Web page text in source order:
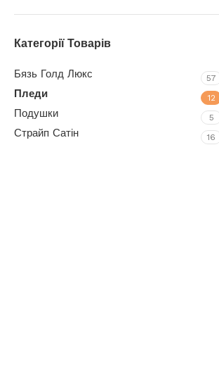
Категорії Товарів
Бязь Голд Люкс 57
Пледи 12
Подушки 5
Страйп Сатін 16